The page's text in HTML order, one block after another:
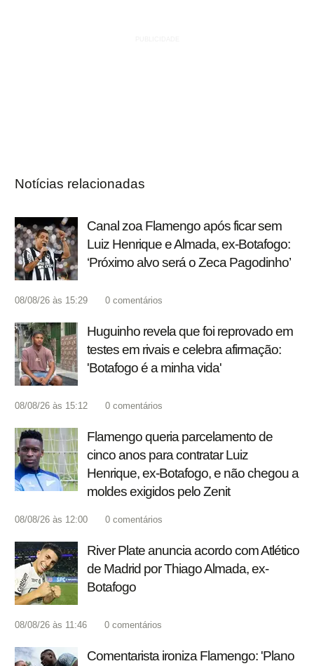
Notícias relacionadas
Canal zoa Flamengo após ficar sem
Luiz Henrique e Almada, ex-Botafogo:
‘Próximo alvo será o Zeca Pagodinho’
08/08/26 às 15:29 0 comentários
Huguinho revela que foi reprovado em
testes em rivais e celebra afirmação:
'Botafogo é a minha vida'
08/08/26 às 15:12 0 comentários
Flamengo queria parcelamento de
cinco anos para contratar Luiz
Henrique, ex-Botafogo, e não chegou a
moldes exigidos pelo Zenit
08/08/26 às 12:00 0 comentários
River Plate anuncia acordo com Atlético
de Madrid por Thiago Almada, ex-
Botafogo
08/08/26 às 11:46 0 comentários
Comentarista ironiza Flamengo: 'Plano